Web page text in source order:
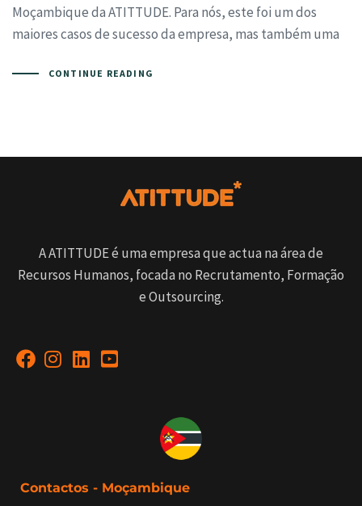
Moçambique da ATITTUDE. Para nós, este foi um dos
maiores casos de sucesso da empresa, mas também uma
CONTINUE READING
A ATITTUDE é uma empresa que actua na área de
Recursos Humanos, focada no Recrutamento, Formação
e Outsourcing.
Contactos - Moçambique